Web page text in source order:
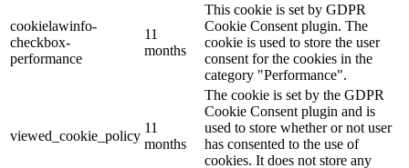
cookielawinfo-
checkbox-
performance
11
months
This cookie is set by GDPR
Cookie Consent plugin. The
cookie is used to store the user
consent for the cookies in the
category "Performance".
viewed_cookie_policy
11
months
The cookie is set by the GDPR
Cookie Consent plugin and is
used to store whether or not user
has consented to the use of
cookies. It does not store any